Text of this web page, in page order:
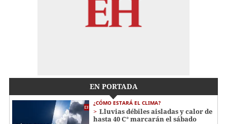
EN PORTADA
¿CÓMO ESTARÁ EL CLIMA?
Lluvias débiles aisladas y calor de
hasta 40 C° marcarán el sábado